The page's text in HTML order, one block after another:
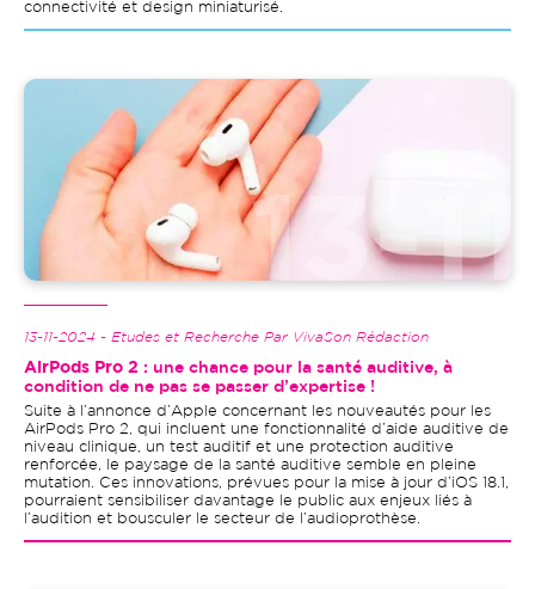
connectivité et design miniaturisé.
Image
13-11-2024 - Etudes et Recherche Par VivaSon Rédaction
AirPods Pro 2 : une chance pour la santé auditive, à
condition de ne pas se passer d’expertise !
Suite à l’annonce d’Apple concernant les nouveautés pour les
AirPods Pro 2, qui incluent une fonctionnalité d’aide auditive de
niveau clinique, un test auditif et une protection auditive
renforcée, le paysage de la santé auditive semble en pleine
mutation. Ces innovations, prévues pour la mise à jour d’iOS 18.1,
pourraient sensibiliser davantage le public aux enjeux liés à
l’audition et bousculer le secteur de l’audioprothèse.